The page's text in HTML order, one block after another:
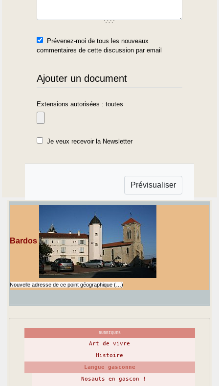
Prévenez-moi de tous les nouveaux
commentaires de cette discussion par email
Ajouter un document
Extensions autorisées : toutes
Je veux recevoir la Newsletter
Bardos
Nouvelle adresse de ce point géographique (…)
RUBRIQUES
Art de vivre
Histoire
Langue gasconne
Nosauts en gascon !